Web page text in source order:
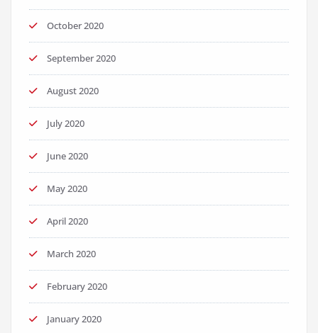
October 2020
September 2020
August 2020
July 2020
June 2020
May 2020
April 2020
March 2020
February 2020
January 2020